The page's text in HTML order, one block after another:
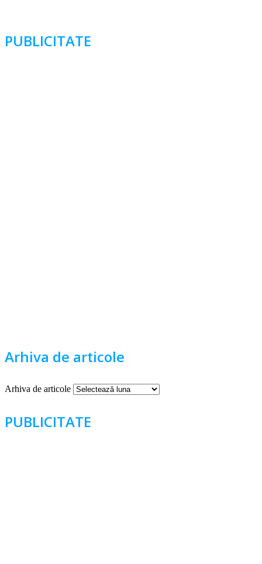
PUBLICITATE
Arhiva de articole
Arhiva de articole
PUBLICITATE